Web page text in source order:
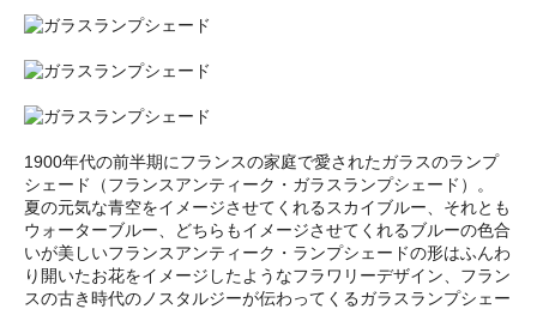
1900年代の前半期にフランスの家庭で愛されたガラスのランプ
シェード（フランスアンティーク・ガラスランプシェード）。
夏の元気な青空をイメージさせてくれるスカイブルー、それとも
ウォーターブルー、どちらもイメージさせてくれるブルーの色合
いが美しいフランスアンティーク・ランプシェードの形はふんわ
り開いたお花をイメージしたようなフラワリーデザイン、フラン
スの古き時代のノスタルジーが伝わってくるガラスランプシェー